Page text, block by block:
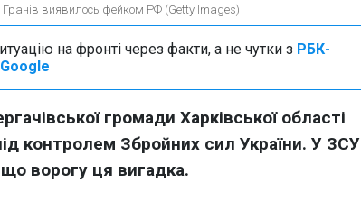
виявилось фейком РФ (Getty Images)
на фронті через факти, а не чутки з РБК-
громади Харківської області
контролем Збройних сил України. У ЗСУ
ворогу ця вигадка.